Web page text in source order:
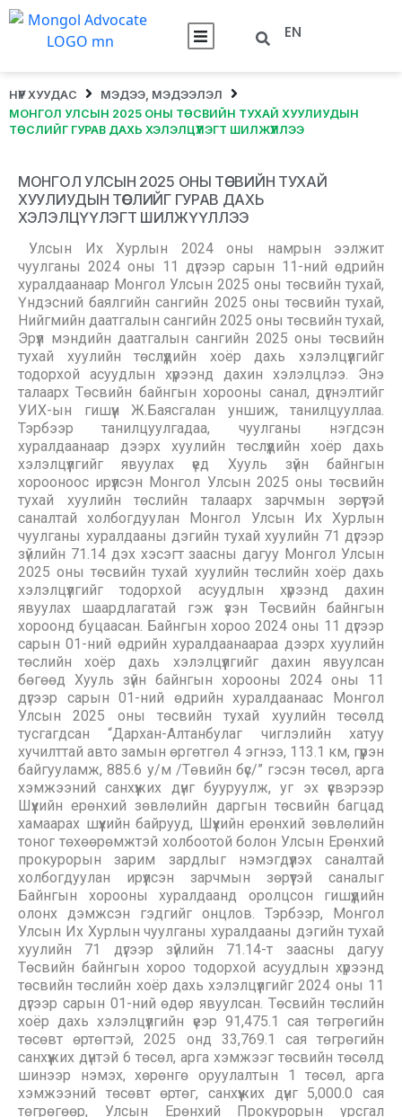
EN
НҮҮР ХУУДАС
МЭДЭЭ, МЭДЭЭЛЭЛ
МОНГОЛ УЛСЫН 2025 ОНЫ ТӨСВИЙН ТУХАЙ ХУУЛИУДЫН
ТӨСЛИЙГ ГУРАВ ДАХЬ ХЭЛЭЛЦҮҮЛЭГТ ШИЛЖҮҮЛЛЭЭ
МОНГОЛ УЛСЫН 2025 ОНЫ ТӨСВИЙН ТУХАЙ
ХУУЛИУДЫН ТӨСЛИЙГ ГУРАВ ДАХЬ
ХЭЛЭЛЦҮҮЛЭГТ ШИЛЖҮҮЛЛЭЭ
Улсын Их Хурлын 2024 оны намрын ээлжит
чуулганы 2024 оны 11 дүгээр сарын 11-ний өдрийн
хуралдаанаар Монгол Улсын 2025 оны төсвийн тухай,
Үндэсний баялгийн сангийн 2025 оны төсвийн тухай,
Нийгмийн даатгалын сангийн 2025 оны төсвийн тухай,
Эрүүл мэндийн даатгалын сангийн 2025 оны төсвийн
тухай хуулийн төслүүдийн хоёр дахь хэлэлцүүлгийг
тодорхой асуудлын хүрээнд дахин хэлэлцлээ. Энэ
талаарх Төсвийн байнгын хорооны санал, дүгнэлтийг
УИХ-ын гишүүн Ж.Баясгалан уншиж, танилцууллаа.
Тэрбээр танилцуулгадаа, чуулганы нэгдсэн
хуралдаанаар дээрх хуулийн төслүүдийн хоёр дахь
хэлэлцүүлгийг явуулах үед Хууль зүйн байнгын
хорооноос ирүүлсэн Монгол Улсын 2025 оны төсвийн
тухай хуулийн төслийн талаарх зарчмын зөрүүтэй
саналтай холбогдуулан Монгол Улсын Их Хурлын
чуулганы хуралдааны дэгийн тухай хуулийн 71 дүгээр
зүйлийн 71.14 дэх хэсэгт заасны дагуу Монгол Улсын
2025 оны төсвийн тухай хуулийн төслийн хоёр дахь
хэлэлцүүлгийг тодорхой асуудлын хүрээнд дахин
явуулах шаардлагатай гэж үзэн Төсвийн байнгын
хороонд буцаасан. Байнгын хороо 2024 оны 11 дүгээр
сарын 01-ний өдрийн хуралдаанаараа дээрх хуулийн
төслийн хоёр дахь хэлэлцүүлгийг дахин явуулсан
бөгөөд Хууль зүйн байнгын хорооны 2024 оны 11
дүгээр сарын 01-ний өдрийн хуралдаанаас Монгол
Улсын 2025 оны төсвийн тухай хуулийн төсөлд
тусгагдсан “Дархан-Алтанбулаг чиглэлийн хатуу
хучилттай авто замын өргөтгөл 4 эгнээ, 113.1 км, гүүрэн
байгууламж, 885.6 у/м /Төвийн бүс/” гэсэн төсөл, арга
хэмжээний санхүүжих дүнг бууруулж, уг эх үүсвэрээр
Шүүхийн ерөнхий зөвлөлийн даргын төсвийн багцад
хамаарах шүүхийн байрууд, Шүүхийн ерөнхий зөвлөлийн
тоног төхөөрөмжтэй холбоотой болон Улсын Ерөнхий
прокурорын зарим зардлыг нэмэгдүүлэх саналтай
холбогдуулан ирүүлсэн зарчмын зөрүүтэй саналыг
Байнгын хорооны хуралдаанд оролцсон гишүүдийн
олонх дэмжсэн гэдгийг онцлов. Тэрбээр, Монгол
Улсын Их Хурлын чуулганы хуралдааны дэгийн тухай
хуулийн 71 дүгээр зүйлийн 71.14-т заасны дагуу
Төсвийн байнгын хороо тодорхой асуудлын хүрээнд
төсвийн төслийн хоёр дахь хэлэлцүүлгийг 2024 оны 11
дүгээр сарын 01-ний өдөр явуулсан. Төсвийн төслийн
хоёр дахь хэлэлцүүлгийн үеэр 91,475.1 сая төгрөгийн
төсөвт өртөгтэй, 2025 онд 33,769.1 сая төгрөгийн
санхүүжих дүнтэй 6 төсөл, арга хэмжээг төсвийн төсөлд
шинээр нэмэх, хөрөнгө оруулалтын 1 төсөл, арга
хэмжээний төсөвт өртөг, санхүүжих дүнг 5,000.0 сая
төгрөгөөр, Улсын Ерөнхий Прокурорын урсгал